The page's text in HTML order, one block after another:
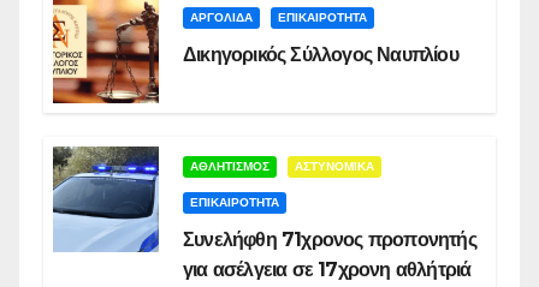
ΑΡΓΟΛΙΔΑ ΕΠΙΚΑΙΡΟΤΗΤΑ
Δικηγορικός Σύλλογος Ναυπλίου
ΑΘΛΗΤΙΣΜΟΣ ΑΣΤΥΝΟΜΙΚΑ
ΕΠΙΚΑΙΡΟΤΗΤΑ
Συνελήφθη 71χρονος προπονητής
για ασέλγεια σε 17χρονη αθλήτριά